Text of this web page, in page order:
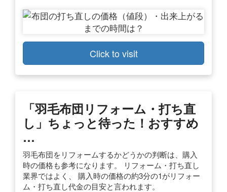
Click to visit
「羽毛布団リフォーム・打ち直
し」ちょっと待った！おすすめ
…
羽毛布団をリフォームするかどうかの判断は、購入
時の価格も参考になります。 リフォーム・打ち直し
業界ではよく、 購入時の価格の約3分の1がリフォー
ム・打ち直し代金の目安と言われます。